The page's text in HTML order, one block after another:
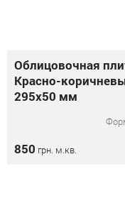
Облицовочная
Красно-
295x50 мм
850 грн. м.кв.